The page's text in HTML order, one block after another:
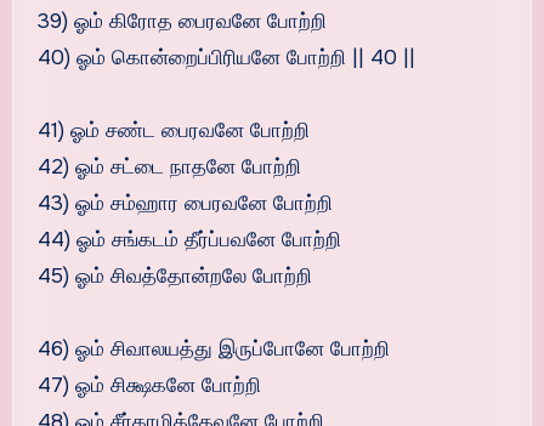
39) ஓம் கிரோத பைரவனே போற்றி
40) ஓம் கொன்றைப்பிரியனே போற்றி || 40 ||
41) ஓம் சண்ட பைரவனே போற்றி
42) ஓம் சட்டை நாதனே போற்றி
43) ஓம் சம்ஹார பைரவனே போற்றி
44) ஓம் சங்கடம் தீர்ப்பவனே போற்றி
45) ஓம் சிவத்தோன்றலே போற்றி
46) ஓம் சிவாலயத்து இருப்போனே போற்றி
47) ஓம் சிக்ஷகனே போற்றி